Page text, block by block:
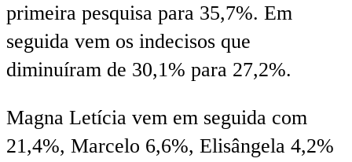
primeira pesquisa para 35,7%. Em
seguida vem os indecisos que
diminuíram de 30,1% para 27,2%.
Magna Letícia vem em seguida com
21,4%, Marcelo 6,6%, Elisângela 4,2%